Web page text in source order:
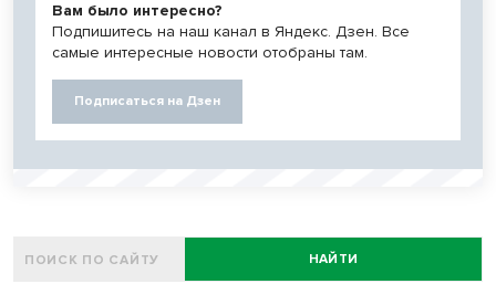
Вам было интересно?
Подпишитесь на наш канал в Яндекс. Дзен. Все
самые интересные новости отобраны там.
Подписаться на Дзен
НАЙТИ